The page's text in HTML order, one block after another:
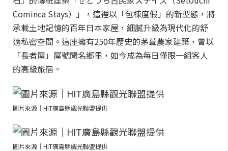
Cominca Stays）」，這裡以「包棟度假」的新型態，將
承載土地記憶的百年日本家屋，細膩升級為現代化的舒
適私密空間。這座擁有250年歷史的茅葺農家建築，曾以
「長者屋」屋號聞名鄉里，如今成為每日僅限一組客人
的高級旅宿。
圖片來源｜HIT廣島縣觀光聯盟提供
圖片來源｜HIT廣島縣觀光聯盟提供